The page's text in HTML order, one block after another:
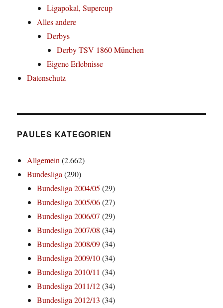
Ligapokal, Supercup
Alles andere
Derbys
Derby TSV 1860 München
Eigene Erlebnisse
Datenschutz
PAULES KATEGORIEN
Allgemein(2.662)
Bundesliga(290)
Bundesliga 2004/05 (29)
Bundesliga 2005/06(27)
Bundesliga 2006/07 (29)
Bundesliga 2007/08 (34)
Bundesliga 2008/09(34)
Bundesliga 2009/10(34)
Bundesliga 2010/11 (34)
Bundesliga 2011/12(34)
Bundesliga 2012/13 (34)